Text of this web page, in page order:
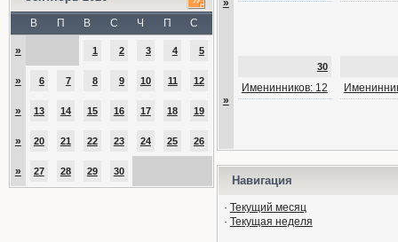
В П В С Ч П С
» 1 2 3 4 5
» 6 7 8 9 10 11 12
» 13 14 15 16 17 18 19
» 20 21 22 23 24 25 26
» 27 28 29 30
»
»
30
Именинников: 12
Навигация
· Текущий месяц
· Текущая неделя